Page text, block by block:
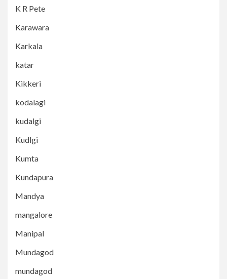
K R Pete
Karawara
Karkala
katar
Kikkeri
kodalagi
kudalgi
Kudlgi
Kumta
Kundapura
Mandya
mangalore
Manipal
Mundagod
mundagod